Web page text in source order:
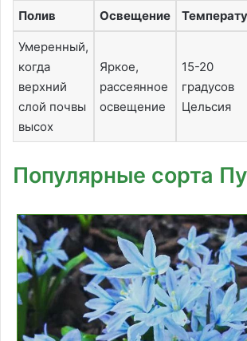
Полив Освещение
Умеренный,
когда
верхний
слой почвы
высох
Яркое,
рассеянное
освещение
15-20
градусов
Цельсия
Популярные сорта